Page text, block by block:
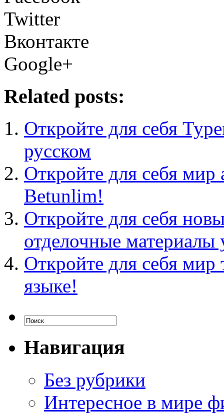
Twitter
Вконтакте
Google+
Related posts:
Откройте для себя
русском
Откройте для себя мир
Betunlim!
Откройте для себя
отделочные материалы
Откройте для себя мир
языке!
Навигация
Без рубрики
Интересное в мире